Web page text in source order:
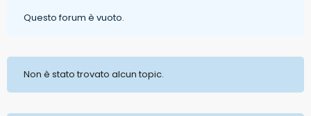
Questo forum è vuoto.
Non è stato trovato alcun topic.